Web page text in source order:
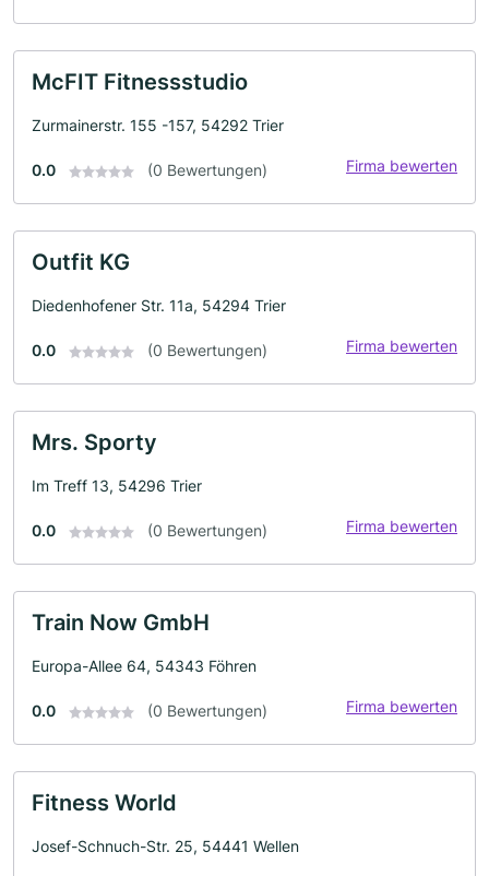
McFIT Fitnessstudio
Zurmainerstr. 155 -157, 54292 Trier
0.0 (0 Bewertungen) Firma bewerten
Outfit KG
Diedenhofener Str. 11a, 54294 Trier
0.0 (0 Bewertungen) Firma bewerten
Mrs. Sporty
Im Treff 13, 54296 Trier
0.0 (0 Bewertungen) Firma bewerten
Train Now GmbH
Europa-Allee 64, 54343 Föhren
0.0 (0 Bewertungen) Firma bewerten
Fitness World
Josef-Schnuch-Str. 25, 54441 Wellen